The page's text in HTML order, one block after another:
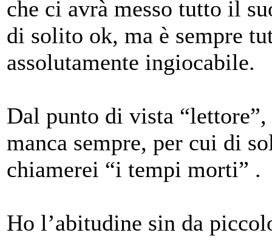
che ci avrà messo tutto il
di solito ok, ma è sempre
assolutamente ingiocabile.
Dal punto di vista
manca sempre, per cui di
chiamerei “i tempi morti” .
Ho l’abitudine sin da